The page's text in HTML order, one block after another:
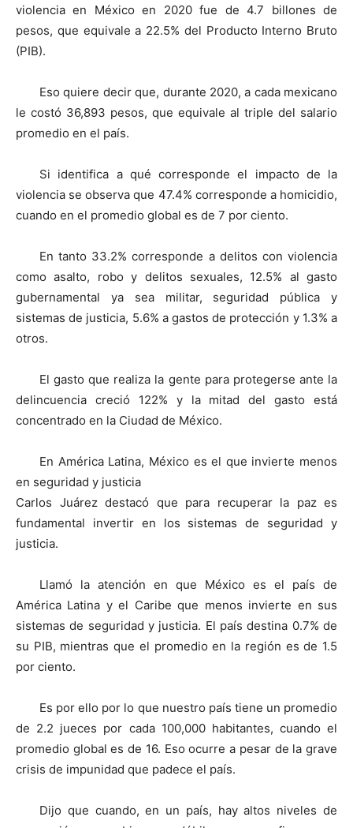
violencia en México en 2020 fue de 4.7 billones de
pesos, que equivale a 22.5% del Producto Interno Bruto
(PIB).
Eso quiere decir que, durante 2020, a cada mexicano
le costó 36,893 pesos, que equivale al triple del salario
promedio en el país.
Si identifica a qué corresponde el impacto de la
violencia se observa que 47.4% corresponde a homicidio,
cuando en el promedio global es de 7 por ciento.
En tanto 33.2% corresponde a delitos con violencia
como asalto, robo y delitos sexuales, 12.5% al gasto
gubernamental ya sea militar, seguridad pública y
sistemas de justicia, 5.6% a gastos de protección y 1.3% a
otros.
El gasto que realiza la gente para protegerse ante la
delincuencia creció 122% y la mitad del gasto está
concentrado en la Ciudad de México.
En América Latina, México es el que invierte menos
en seguridad y justicia
Carlos Juárez destacó que para recuperar la paz es
fundamental invertir en los sistemas de seguridad y
justicia.
Llamó la atención en que México es el país de
América Latina y el Caribe que menos invierte en sus
sistemas de seguridad y justicia. El país destina 0.7% de
su PIB, mientras que el promedio en la región es de 1.5
por ciento.
Es por ello por lo que nuestro país tiene un promedio
de 2.2 jueces por cada 100,000 habitantes, cuando el
promedio global es de 16. Eso ocurre a pesar de la grave
crisis de impunidad que padece el país.
Dijo que cuando, en un país, hay altos niveles de